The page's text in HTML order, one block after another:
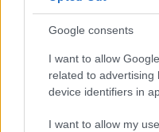
Google consents
I want to allow
related to advertising
device identifiers in
I want to allow my
Mind-cooling in città:
Beatrice Bonaventura · 7 Ago